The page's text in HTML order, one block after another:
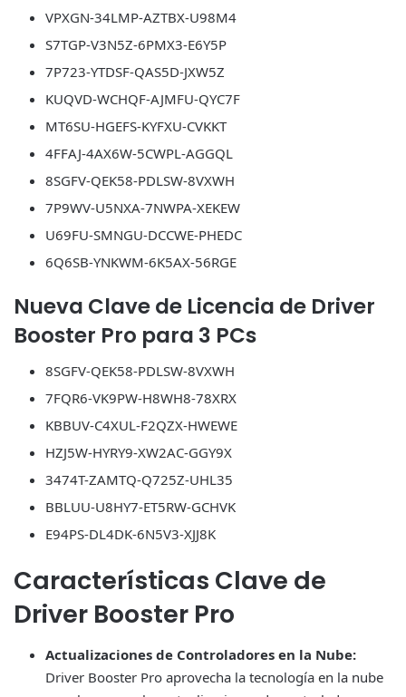
VPXGN-34LMP-AZTBX-U98M4
S7TGP-V3N5Z-6PMX3-E6Y5P
7P723-YTDSF-QAS5D-JXW5Z
KUQVD-WCHQF-AJMFU-QYC7F
MT6SU-HGEFS-KYFXU-CVKKT
4FFAJ-4AX6W-5CWPL-AGGQL
8SGFV-QEK58-PDLSW-8VXWH
7P9WV-U5NXA-7NWPA-XEKEW
U69FU-SMNGU-DCCWE-PHEDC
6Q6SB-YNKWM-6K5AX-56RGE
Nueva Clave de Licencia de Driver
Booster Pro para 3 PCs
8SGFV-QEK58-PDLSW-8VXWH
7FQR6-VK9PW-H8WH8-78XRX
KBBUV-C4XUL-F2QZX-HWEWE
HZJ5W-HYRY9-XW2AC-GGY9X
3474T-ZAMTQ-Q725Z-UHL35
BBLUU-U8HY7-ET5RW-GCHVK
E94PS-DL4DK-6N5V3-XJJ8K
Características Clave de
Driver Booster Pro
Actualizaciones de Controladores en la Nube:
Driver Booster Pro aprovecha la tecnología en la nube